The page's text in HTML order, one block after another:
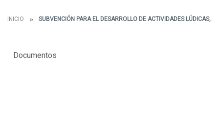
INICIO SUBVENCIÓN PARA EL DESARROLLO DE ACTIVIDADES LÚDICAS,
Documentos